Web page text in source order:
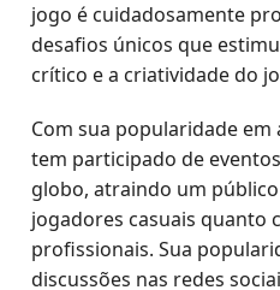
jogo é cuidadosamente
desafios únicos que
crítico e a criatividade do
Com sua popularidade em
tem participado de
globo, atraindo um
jogadores casuais quanto
profissionais. Sua
discussões nas redes